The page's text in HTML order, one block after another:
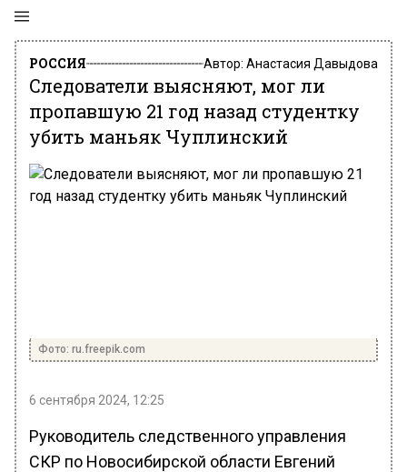
РОССИЯ Автор: Анастасия Давыдова
Следователи выясняют, мог ли
пропавшую 21 год назад студентку
убить маньяк Чуплинский
Фото: ru.freepik.com
6 сентября 2024, 12:25
Руководитель следственного управления
СКР по Новосибирской области Евгений